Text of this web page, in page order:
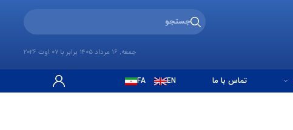
جمعه, 16 مرداد 1405 برابر با 07 اوت 2026
تماس با ما EN
FA